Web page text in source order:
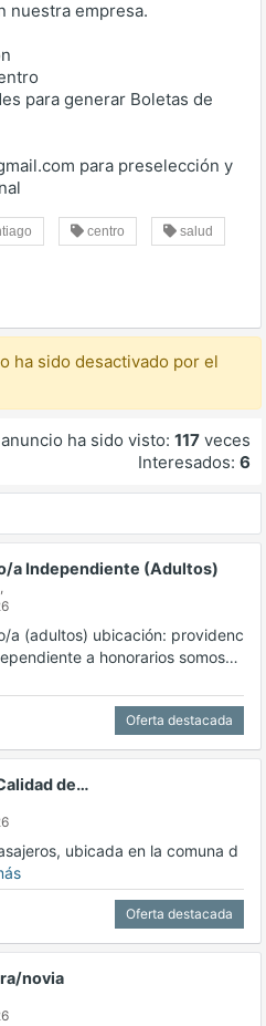
nuestra empresa.
para generar Boletas de
para preselección y
centro salud
ha sido desactivado por el
ha sido visto: 117 veces
Interesados: 6
a Independiente (Adultos)
a (adultos) ubicación: providenc
a honorarios somos…
Oferta destacada
de…
ubicada en la comuna d
Oferta destacada
novia